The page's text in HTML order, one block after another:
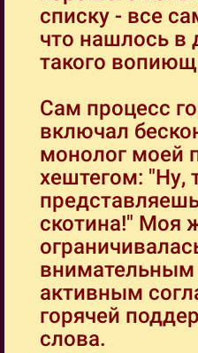
списку - все
что нашлось в
такого
Сам процесс
включал
монолог моей
хештегом: "Ну,
скотина!" Моя
активным
горячей
слова.